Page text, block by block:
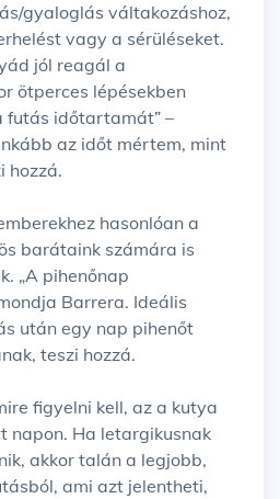
gyaloglás váltakozáshoz,
vagy a sérüléseket.
jól reagál a
ötperces lépésekben
futás időtartamát” –
az időt mértem, mint
hozzá.
hasonlóan a
barátaink számára is
„A pihenőnap
Barrera. Ideális
után egy nap pihenőt
teszi hozzá.
figyelni kell, az a kutya
napon. Ha letargikusnak
akkor talán a legjobb,
ami azt jelentheti,